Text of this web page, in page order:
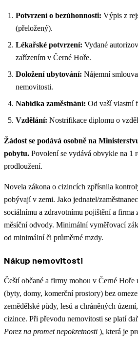
Potvrzení o bezúhonnosti: Výpis z
(přeložený).
Lékařské potvrzení: Vydané
zařízením v Černé Hoře.
Doložení ubytování: Nájemní
nemovitosti.
Nabídka zaměstnání: Od vaší vlastní
Vzdělání: Nostrifikace diplomu o
Žádost se podává osobně na
pobytu. Povolení se vydává obvykle na 1
prodloužení.
Novela zákona o cizincích zpřísnila
pobývají v zemi. Jako jednatel/
sociálnímu a zdravotnímu pojištění a firma
měsíční odvody. Minimální vyměřovací
od minimální či průměrné mzdy.
Nákup nemovitosti
Čeští občané a firmy mohou v Černé Hoře
(byty, domy, komerční prostory) bez
zemědělské půdy, lesů a chráněných
cizince. Při převodu nemovitosti se platí
Porez na promet nepokretnosti ), která je